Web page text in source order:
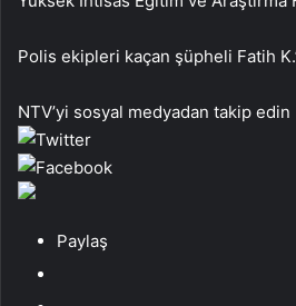
Polis ekipleri kaçan şüpheli Fatih
NTV’yi sosyal medyadan takip edin
Paylaş